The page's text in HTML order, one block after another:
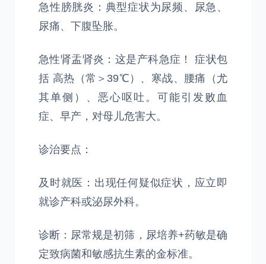
急性膀胱炎：典型症状为尿频、尿急、
尿痛、下腹坠胀。
急性肾盂肾炎：这是产科急症！ 症状包
括 高热（常＞39℃）、寒战、腰痛（尤
其单侧）、恶心呕吐。可能引发败血
症、早产，对母儿危害大。
诊治要点：
及时就医：出现任何疑似症状，应立即
就诊产科或泌尿外科。
诊断：尿常规是初筛，尿培养+药敏是确
定致病菌和敏感抗生素的金标准。